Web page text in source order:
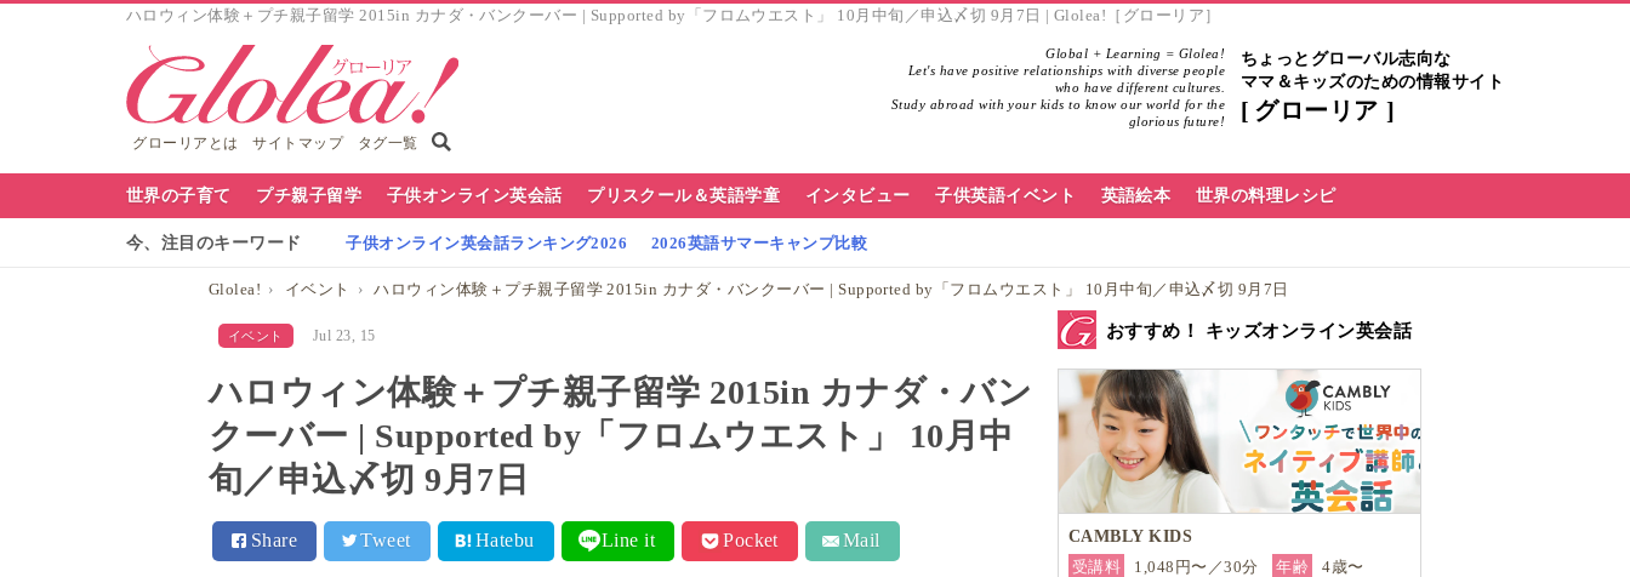
ハロウィン体験＋プチ親子留学 2015in カナダ・バンクーバー | Supported by「フロムウエスト」 10月中旬／申込〆切 9​月7日 | Glolea!［グローリア］
グローリアとは サイトマップ タグ一覧
Global + Learning = Glolea!
Let's have positive relationships with diverse people
who have different cultures.
Study abroad with your kids to know our world for the
glorious future!
ちょっとグローバル志向な
ママ＆キッズのための情報サイト
グローリア
世界の子育て プチ親子留学 子供オンライン英会話 プリスクール＆英語学童 インタビュー 子供英語イベント 英語絵本 世界の料理レシピ
今、注目のキーワード 子供オンライン英会話ランキング2026 2026英語サマーキャンプ比較
Glolea! イベント ハロウィン体験＋プチ親子留学 2015in カナダ・バンクーバー | Supported by「フロムウエスト」 10月中旬／申込〆切 9​月7日
イベント Jul 23, 15
ハロウィン体験＋プチ親子留学 2015in カナダ・バン
クーバー | Supported by「フロムウエスト」 10月中
旬／申込〆切 9​月7日
Share Tweet Hatebu Line it Pocket Mail
おすすめ！ キッズオンライン英会話
CAMBLY KIDS
受講料
1,048円〜／30分 年齢
4歳〜